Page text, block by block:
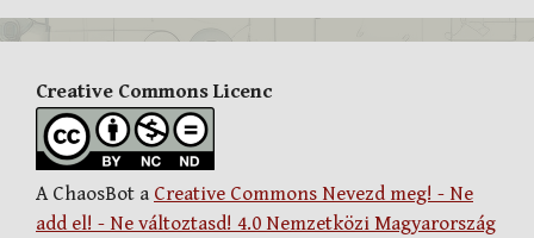
Creative Commons Licenc
A ChaosBot a Creative Commons Nevezd meg! - Ne
add el! - Ne változtasd! 4.0 Nemzetközi Magyarország